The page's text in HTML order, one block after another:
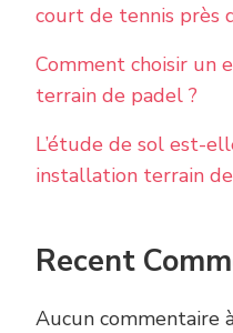
court de tennis près
Comment choisir un
terrain de padel ?
L’étude de sol est-
installation terrain
Recent
Aucun commentaire